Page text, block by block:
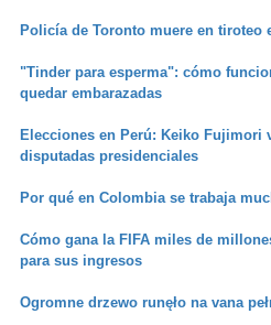
Policía de Toronto muere en tiroteo
"Tinder para esperma": cómo
quedar embarazadas
Elecciones en Perú: Keiko Fujimori
disputadas presidenciales
Por qué en Colombia se trabaja
Cómo gana la FIFA miles de
para sus ingresos
Ogromne drzewo runęło na vana